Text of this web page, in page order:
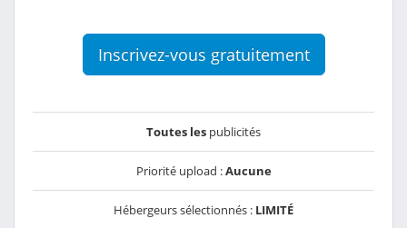
Inscrivez-vous gratuitement
Toutes les publicités
Priorité upload :Aucune
Hébergeurs sélectionnés : LIMITÉ